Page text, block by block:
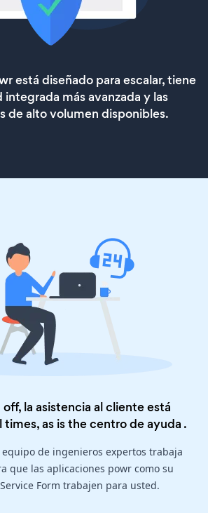
está diseñado para escalar, tiene
integrada más avanzada y las
de alto volumen disponibles.
la asistencia al cliente está
as is thecentro de ayuda .
de ingenieros expertos trabaja
que las aplicaciones powr como su
Form trabajen para usted.